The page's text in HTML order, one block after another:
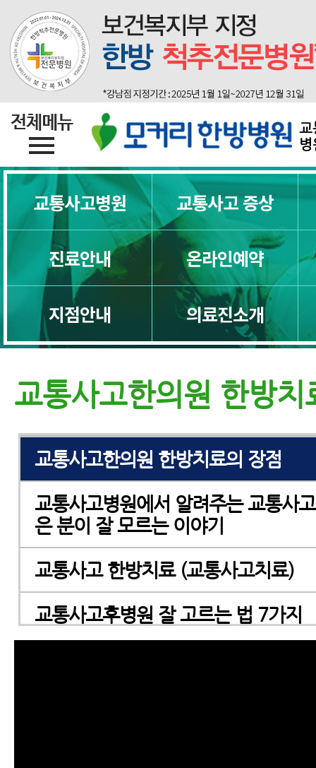
교
교통사고병원 교통사고 증상
진료안내 온라인예약
지점안내 의료진소개
교통사고한의원 한방치
교통사고한의원
지점소개
자동차보험한의원
교통사고병원 제대로 고르는 8가지
교통사고병원 잘 고르는 7가지 방법
교통사고병원, 첫 병원을 잘 골라야
교통사고한의원 제대로 고르는 5가
교통사고후유증한의원, 교통사고후
교통사고한의원 치료받기 전 꼭 알
교통사고한의원 한방치료의 장점
교통사고병원에서 알려주는 교통사
은 분이 잘 모르는 이야기
교통사고 한방치료 (교통사고치료)
교통사고후병원 잘 고르는 법 7가지